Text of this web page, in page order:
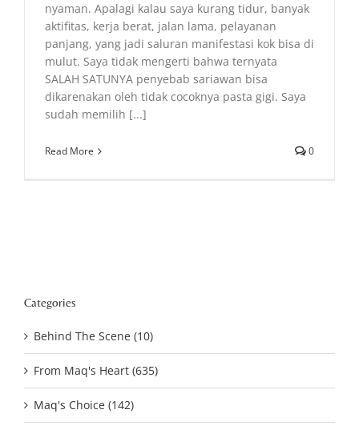
nyaman. Apalagi kalau saya kurang tidur, banyak
aktifitas, kerja berat, jalan lama, pelayanan
panjang, yang jadi saluran manifestasi kok bisa di
mulut. Saya tidak mengerti bahwa ternyata
SALAH SATUNYA penyebab sariawan bisa
dikarenakan oleh tidak cocoknya pasta gigi. Saya
sudah memilih [...]
Read More 0
Categories
Behind The Scene (10)
From Maq's Heart (635)
Maq's Choice (142)